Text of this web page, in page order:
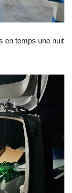
en temps une nuit